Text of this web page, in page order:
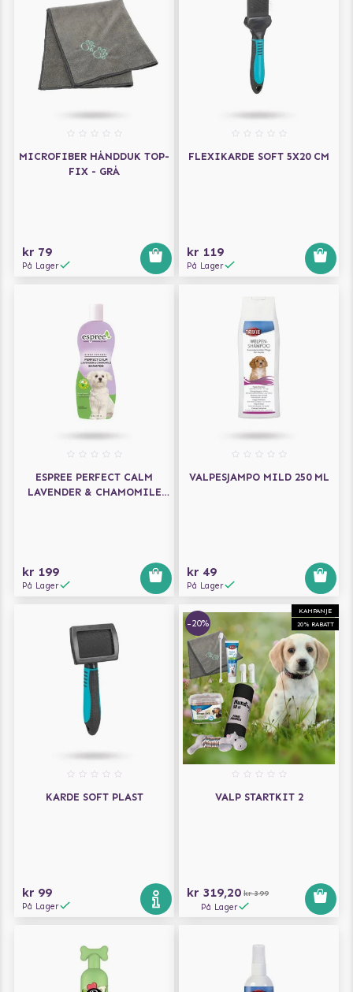
MICROFIBER HÅNDDUK TOP-
FIX - GRÅ
kr 79
På Lager
FLEXIKARDE SOFT 5X20 CM
kr 119
På Lager
ESPREE PERFECT CALM
LAVENDER & CHAMOMILE
kr 199
På Lager
VALPESJAMPO MILD 250 ML
kr 49
På Lager
KARDE SOFT PLAST
kr 99
På Lager
KAMPANJE
20% RABATT
-20%
VALP STARTKIT 2
kr 319,20 kr 399
På Lager